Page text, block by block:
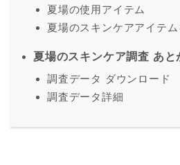
夏場の使用アイテム
夏場のスキンケアアイテ
夏場のスキンケア調査 あと
調査データ ダウンロード
調査データ詳細